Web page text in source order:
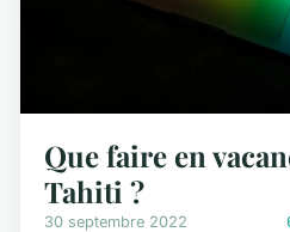
Que faire en
Tahiti ?
30 septembre 2022